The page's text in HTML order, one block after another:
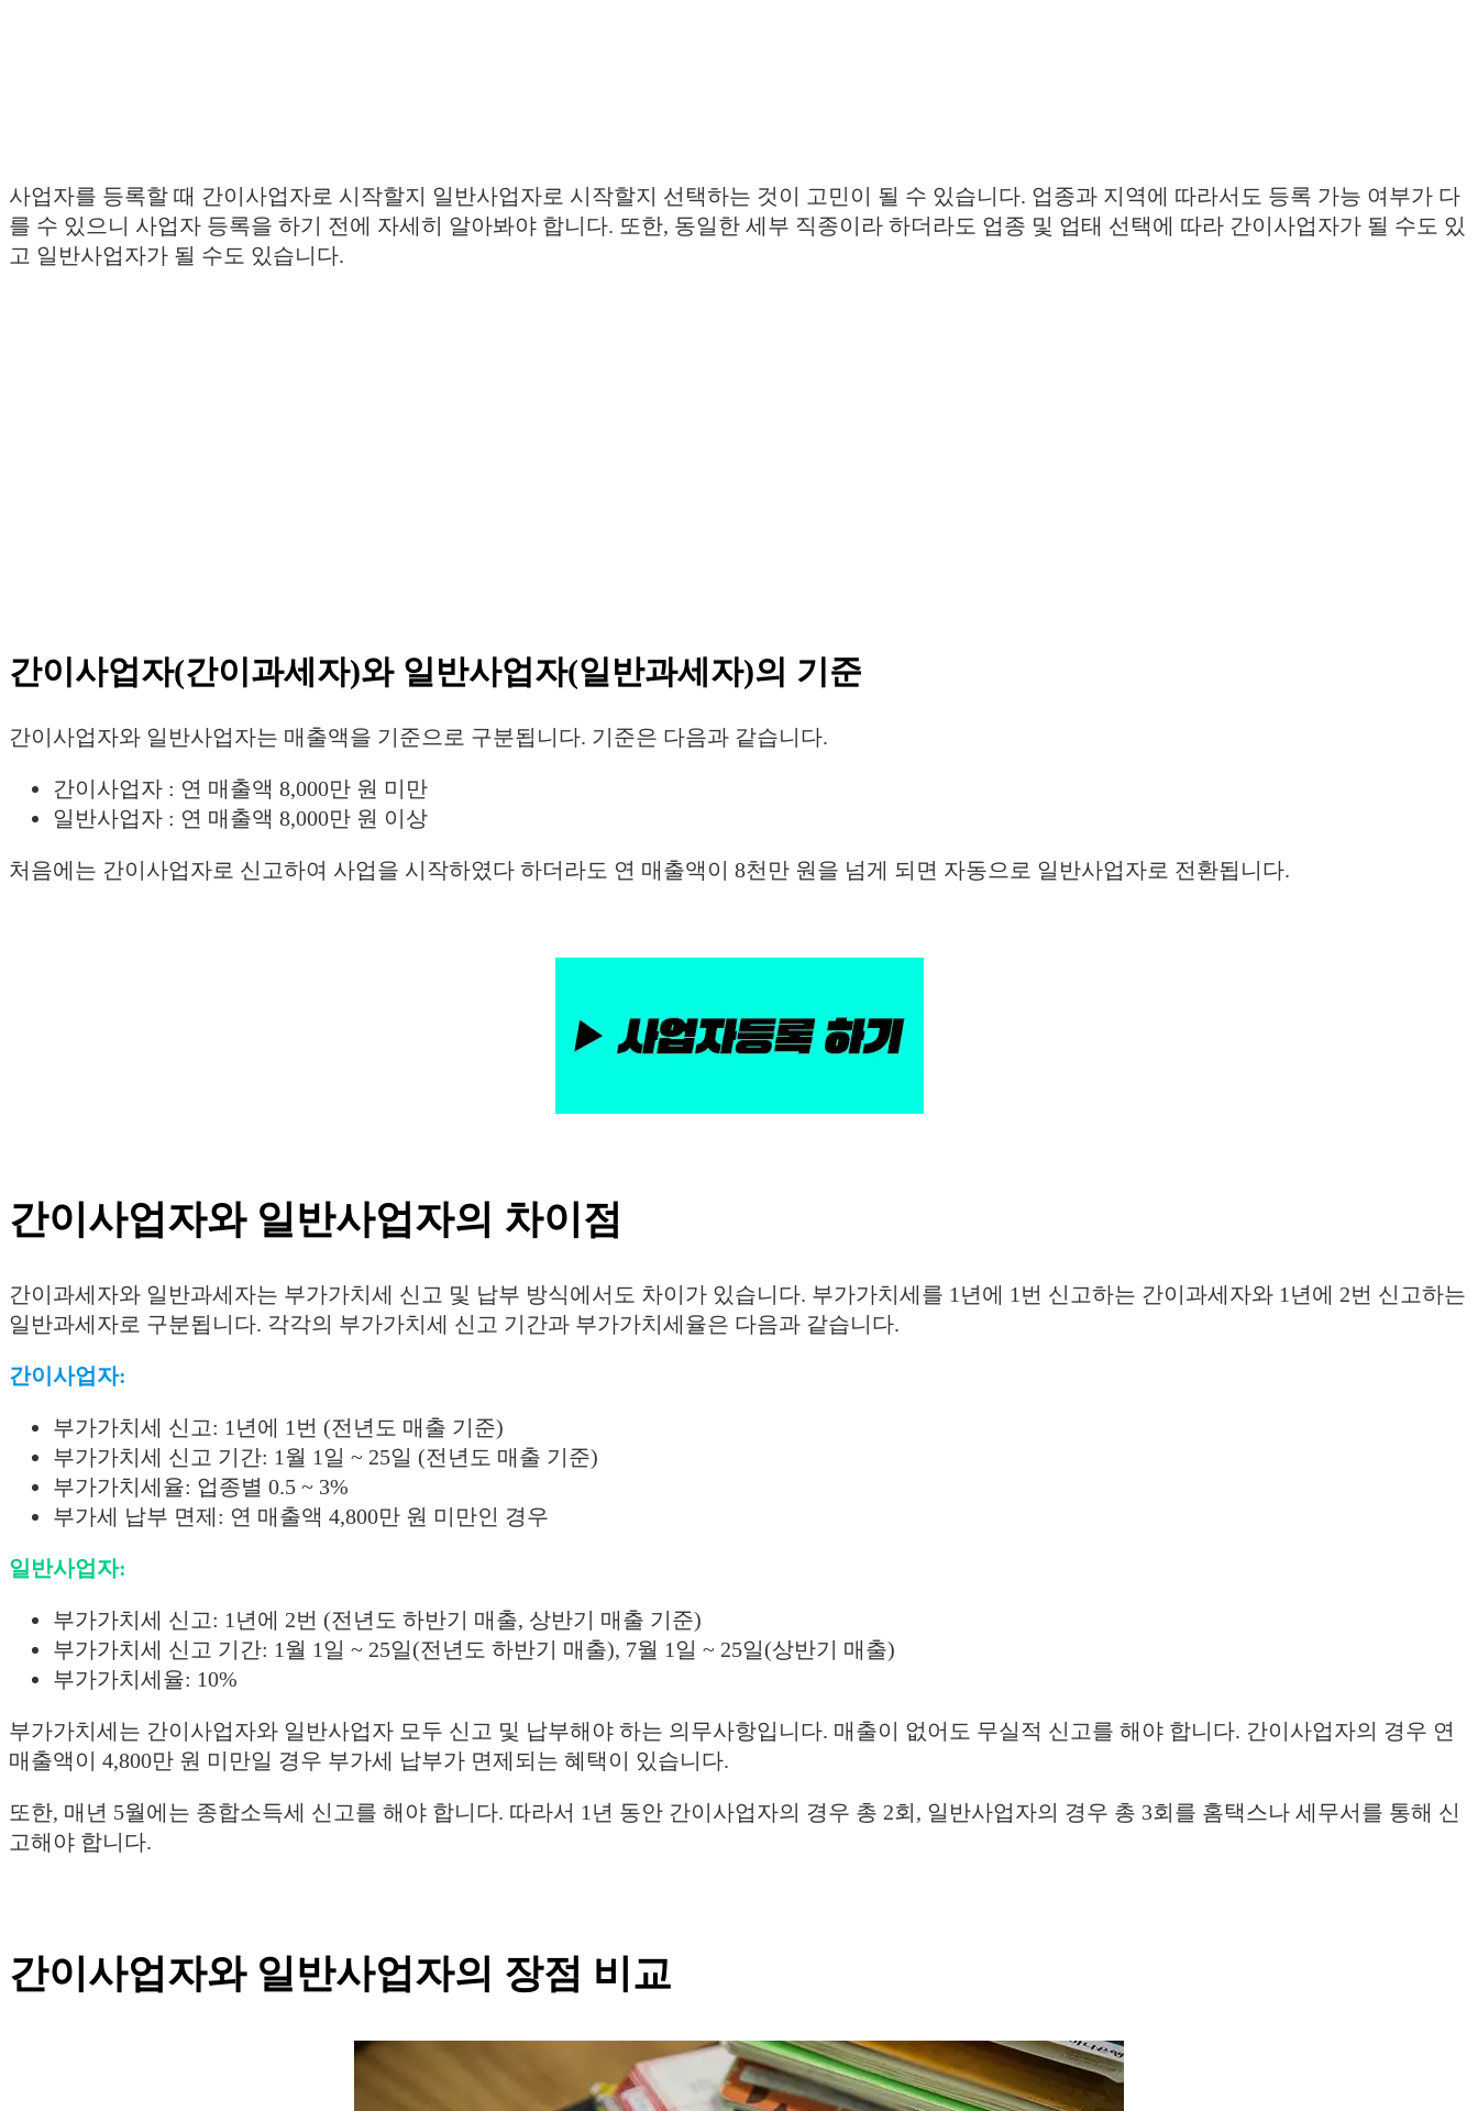
사업자를 등록할 때 간이사업자로 시작할지 일반사업자로 시작할지 선택하는 것이 고민이 될 수 있습니다. 업종과 지역에 따라서도 등록 가능 여부가 다
를 수 있으니 사업자 등록을 하기 전에 자세히 알아봐야 합니다. 또한, 동일한 세부 직종이라 하더라도 업종 및 업태 선택에 따라 간이사업자가 될 수도 있
고 일반사업자가 될 수도 있습니다.
간이사업자(간이과세자)와 일반사업자(일반과세자)의 기준
간이사업자와 일반사업자는 매출액을 기준으로 구분됩니다. 기준은 다음과 같습니다.
간이사업자 : 연 매출액 8,000만 원 미만
일반사업자 : 연 매출액 8,000만 원 이상
처음에는 간이사업자로 신고하여 사업을 시작하였다 하더라도 연 매출액이 8천만 원을 넘게 되면 자동으로 일반사업자로 전환됩니다.
간이사업자와 일반사업자의 차이점
간이과세자와 일반과세자는 부가가치세 신고 및 납부 방식에서도 차이가 있습니다. 부가가치세를 1년에 1번 신고하는 간이과세자와 1년에 2번 신고하는
일반과세자로 구분됩니다. 각각의 부가가치세 신고 기간과 부가가치세율은 다음과 같습니다.
간이사업자:
부가가치세 신고: 1년에 1번 (전년도 매출 기준)
부가가치세 신고 기간: 1월 1일 ~ 25일 (전년도 매출 기준)
부가가치세율: 업종별 0.5 ~ 3%
부가세 납부 면제: 연 매출액 4,800만 원 미만인 경우
일반사업자:
부가가치세 신고: 1년에 2번 (전년도 하반기 매출, 상반기 매출 기준)
부가가치세 신고 기간: 1월 1일 ~ 25일(전년도 하반기 매출), 7월 1일 ~ 25일(상반기 매출)
부가가치세율: 10%
부가가치세는 간이사업자와 일반사업자 모두 신고 및 납부해야 하는 의무사항입니다. 매출이 없어도 무실적 신고를 해야 합니다. 간이사업자의 경우 연
매출액이 4,800만 원 미만일 경우 부가세 납부가 면제되는 혜택이 있습니다.
또한, 매년 5월에는 종합소득세 신고를 해야 합니다. 따라서 1년 동안 간이사업자의 경우 총 2회, 일반사업자의 경우 총 3회를 홈택스나 세무서를 통해 신
고해야 합니다.
간이사업자와 일반사업자의 장점 비교